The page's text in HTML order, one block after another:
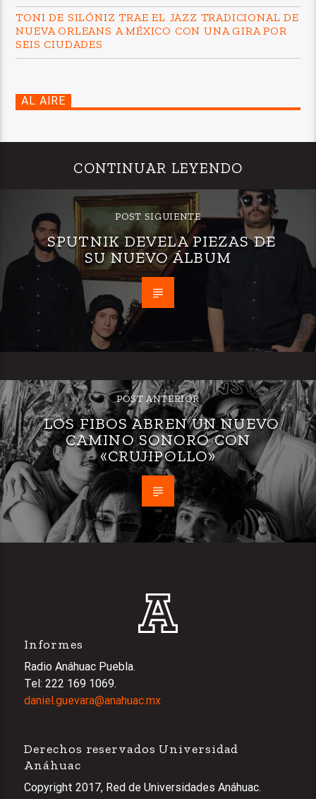
TONI DE SILÓNIZ TRAE EL JAZZ TRADICIONAL DE
NUEVA ORLEANS A MÉXICO CON UNA GIRA POR
SEIS CIUDADES
AL AIRE
CONTINUAR LEYENDO
POST SIGUIENTE
SPUTNIK DEVELA PIEZAS DE
SU NUEVO ÁLBUM
POST ANTERIOR
LOS FIBOS ABREN UN NUEVO
CAMINO SONORO CON
«CRUJIPOLLO»
Informes
Radio Anáhuac Puebla.
Tel: 222 169 1069.
daniel.guevara@anahuac.mx
Derechos reservados Universidad
Anáhuac
Copyright 2017, Red de Universidades Anáhuac.